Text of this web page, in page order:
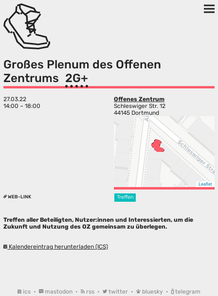
Großes Plenum des Offenen
Zentrums 2G+
27.03.22
14:00 – 18:00
Offenes Zentrum
Schleswiger Str. 12
44145 Dortmund
Leaflet
WEB-LINK Treffen
Treffen aller Beteiligten, Nutzer:innen und Interessierten, um die
Zukunft und Nutzung des OZ gemeinsam zu überlegen.
Kalendereintrag herunterladen (ICS)
ics • mastodon • rss • twitter • bluesky •
telegram